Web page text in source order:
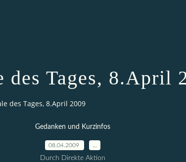
des Tages, 8.April
des Tages, 8.April 2009
Gedanken und Kurzinfos
08.04.2009
Durch Direkte Aktion